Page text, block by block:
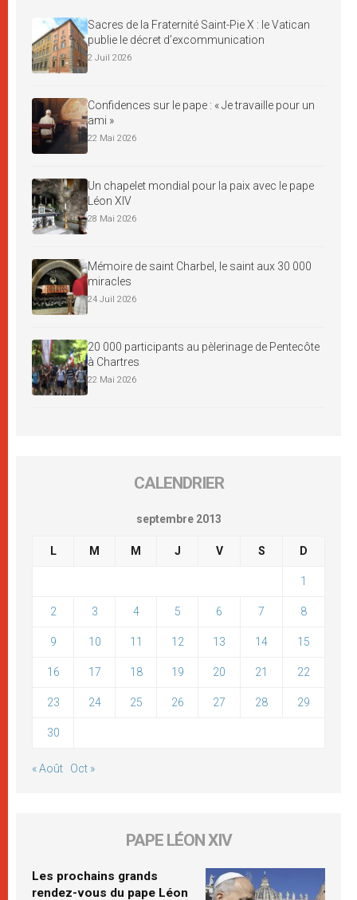
Sacres de la Fraternité Saint-Pie X : le Vatican
publie le décret d’excommunication
2 Juil 2026
Confidences sur le pape : « Je travaille pour un
ami »
22 Mai 2026
Un chapelet mondial pour la paix avec le pape
Léon XIV
28 Mai 2026
Mémoire de saint Charbel, le saint aux 30 000
miracles
24 Juil 2026
20 000 participants au pèlerinage de Pentecôte
à Chartres
22 Mai 2026
CALENDRIER
septembre 2013
L M M J V S D
1
2 3 4 5 6 7 8
9 10 11 12 13 14 15
16 17 18 19 20 21 22
23 24 25 26 27 28 29
30
« Août Oct »
PAPE LÉON XIV
Les prochains grands
rendez-vous du pape Léon